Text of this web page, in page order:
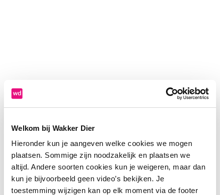
Welkom bij Wakker Dier
Hieronder kun je aangeven welke cookies we mogen
plaatsen. Sommige zijn noodzakelijk en plaatsen we
altijd. Andere soorten cookies kun je weigeren, maar dan
kun je bijvoorbeeld geen video’s bekijken. Je
toestemming wijzigen kan op elk moment via de footer